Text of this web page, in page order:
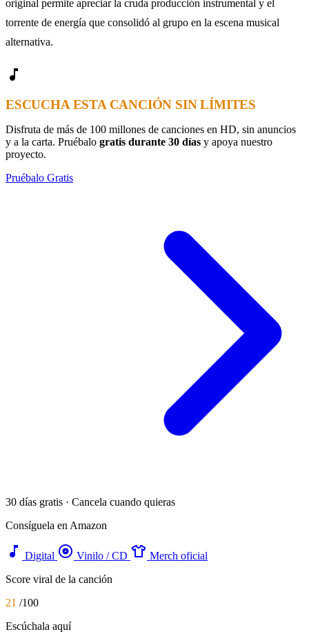
original permite apreciar la cruda producción instrumental y el
torrente de energía que consolidó al grupo en la escena musical
alternativa.
music_note
ESCUCHA ESTA CANCIÓN SIN LÍMITES
Disfruta de más de 100 millones de canciones en HD, sin anuncios
y a la carta. Pruébalo gratis durante 30 días y apoya nuestro
proyecto.
Pruébalo Gratis
30 días gratis · Cancela cuando quieras
Consíguela en Amazon
music_note Digital album Vinilo / CD apparel Merch oficial
Score viral de la canción
21 /100
Escúchala aquí